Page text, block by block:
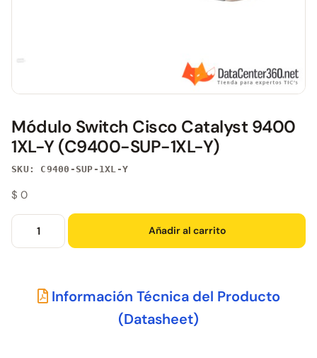
Módulo Switch Cisco Catalyst 9400
1XL-Y (C9400-SUP-1XL-Y)
SKU: C9400-SUP-1XL-Y
$ 0
Añadir al carrito
Información Técnica del Producto
(Datasheet)